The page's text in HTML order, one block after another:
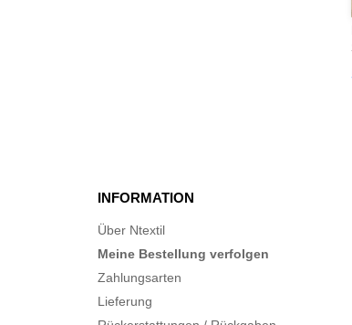
INFORMATION
Über Ntextil
Meine Bestellung verfolgen
Zahlungsarten
Lieferung